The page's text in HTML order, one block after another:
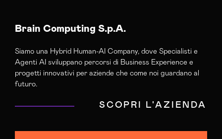
Brain Computing S.p.A.
Siamo una Hybrid Human-AI Company, dove Specialisti e
Agenti AI sviluppano percorsi di Business Experience e
progetti innovativi per aziende che come noi guardano al
futuro.
SCOPRI L'AZIENDA